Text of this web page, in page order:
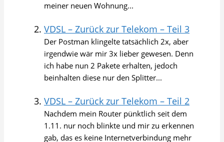
meiner neuen Wohnung...
VDSL – Zurück zur Telekom – Teil 3
Der Postman klingelte tatsächlich 2x, aber
irgendwie wär mir 3x lieber gewesen. Denn
ich habe nun 2 Pakete erhalten, jedoch
beinhalten diese nur den Splitter...
VDSL – Zurück zur Telekom – Teil 2
Nachdem mein Router pünktlich seit dem
1.11. nur noch blinkte und mir zu erkennen
gab, das es keine Internetverbindung mehr